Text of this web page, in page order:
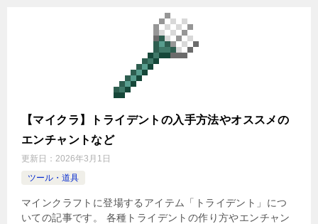
【マイクラ】トライデントの入手方法やオススメの
エンチャントなど
更新日： 2026年3月1日
ツール・道具
マインクラフトに登場するアイテム「トライデント」につ
いての記事です。 各種トライデントの作り方やエンチャン